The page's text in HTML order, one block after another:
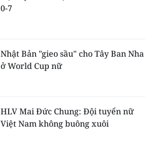
0-7
Nhật Bản "gieo sầu" cho Tây Ban Nha
ở World Cup nữ
HLV Mai Đức Chung: Đội tuyển nữ
Việt Nam không buông xuôi